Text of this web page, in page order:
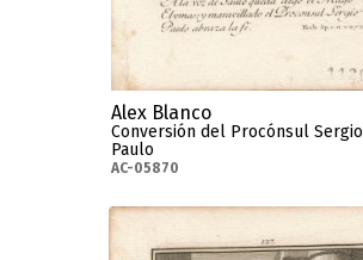
Alex Blanco
Conversión del Procónsul Sergio
Paulo
AC-05870